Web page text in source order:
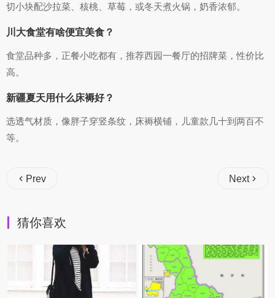
切小块配沙拉菜、核桃、草莓，或冬天煮火锅，奶香浓郁。
川大食堂有啥便宜美食？
食堂品种多，正餐小吃都有，推荐西园一餐厅的招牌菜，性价比
高。
新疆夏天用什么床褥好？
选透气材质，像胖子穿竖条纹，床褥横铺，儿童款几十到两百不
等。
Prev Next
猜你喜欢